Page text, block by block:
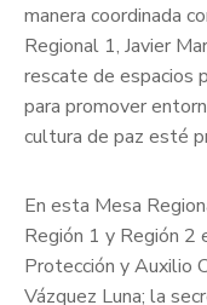
manera coordinada
Regional 1, Javier
rescate de espacios
para promover
cultura de paz esté
En esta Mesa
Región 1 y Región 2
Protección y Auxilio
Vázquez Luna; la